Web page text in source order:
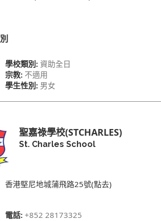
學校類別:資助全日
宗教:不適用
學生性別:男女
聖嘉祿學校(STCHARLES)
St. Charles School
香港堅尼地城蒲飛路25號(點去)
電話:+852 28173325